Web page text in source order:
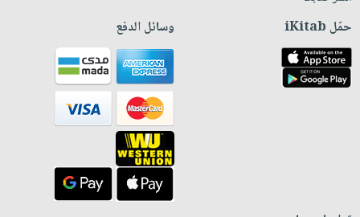
حمّل iKitab وسائل الدفع